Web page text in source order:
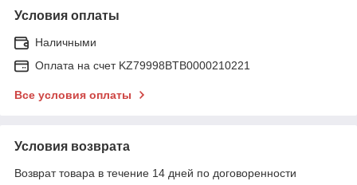
Условия оплаты
Наличными
Оплата на счет KZ79998BTB0000210221
Все условия оплаты
Условия возврата
Возврат товара в течение 14 дней по договоренности